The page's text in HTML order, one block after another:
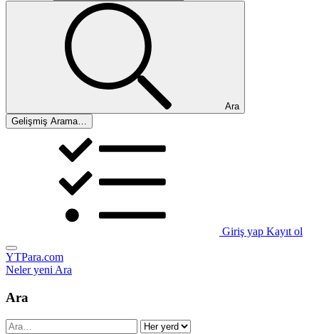
Ara
Gelişmiş Arama…
Giriş yap Kayıt ol
YTPara.com
Neler yeniAra
Ara